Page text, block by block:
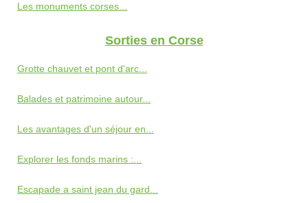
Les monuments corses...
Sorties en Corse
Grotte chauvet et pont d'arc...
Balades et patrimoine autour...
Les avantages d'un séjour en...
Explorer les fonds marins :...
Escapade a saint jean du gard...